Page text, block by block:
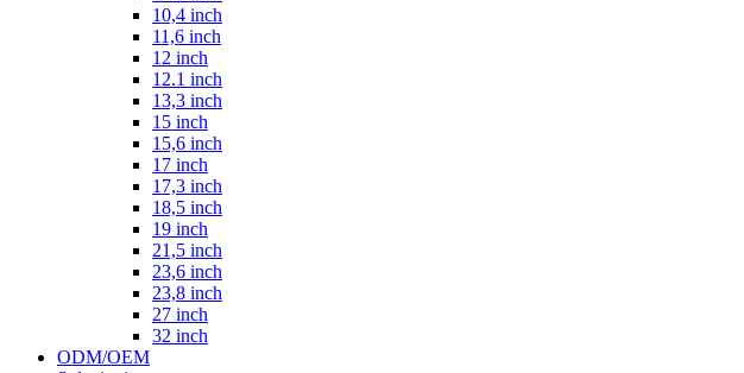
10,4 inch
11,6 inch
12 inch
12.1 inch
13,3 inch
15 inch
15,6 inch
17 inch
17,3 inch
18,5 inch
19 inch
21,5 inch
23,6 inch
23,8 inch
27 inch
32 inch
ODM/OEM